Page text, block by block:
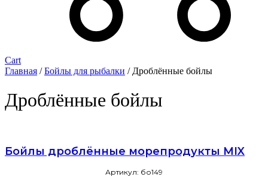
Cart
Главная /Бойлы для рыбалки / Дроблённые бойлы
Дроблённые бойлы
Бойлы дроблённые морепродукты MIX
Артикул: бо149